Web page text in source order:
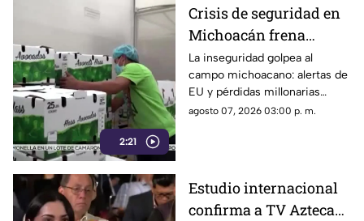
2:21
Crisis de seguridad en
Michoacán frena
exportación de
aguacate y deja
pérdidas millonarias
La inseguridad golpea al
campo michoacano: alertas de
EU y pérdidas millonarias
afectan la exportación de
agosto 07, 2026 03:00 p. m.
Estudio internacional
confirma a TV Azteca